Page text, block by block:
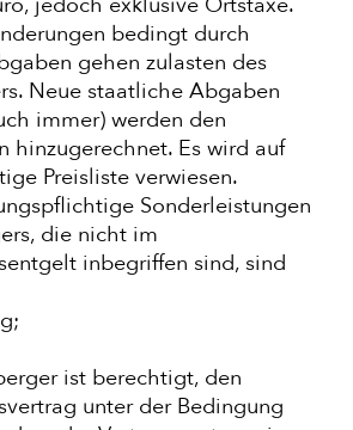
bedingt durch
gehen zulasten des
Neue staatliche Abgaben
immer) werden den
hinzugerechnet. Es wird auf
Preisliste verwiesen.
Sonderleistungen
die nicht im
inbegriffen sind, sind
ist berechtigt, den
unter der Bedingung